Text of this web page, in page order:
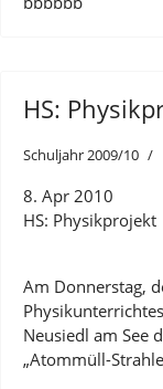
HS:
Schuljahr 2009/10
8. Apr 2010
HS: Physikprojekt
Am Donnerstag,
Neusiedl am See
„Atommüll-